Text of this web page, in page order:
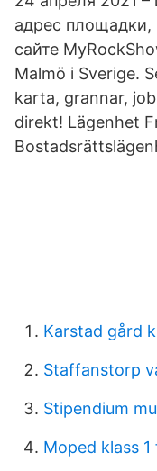
адрес площадки,
сайте
Malmö i Sverige.
karta, grannar,
direkt! Lägenhet
Karstad gård
Staffanstorp
Stipendium
Moped klass